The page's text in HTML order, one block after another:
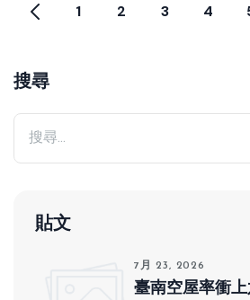
1 2 3 4
搜尋
貼文
7月 23, 2026
臺南空屋率衝